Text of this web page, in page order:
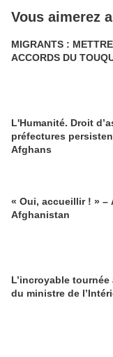
Vous aimerez
MIGRANTS :
ACCORDS DU
L'Humanité. Droit
préfectures
Afghans
« Oui, accueillir ! » –
Afghanistan
L’incroyable
du ministre de